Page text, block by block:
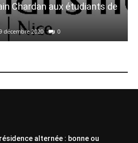
Chardan aux étudiants de
décembre 2020 0
alternée : bonne ou